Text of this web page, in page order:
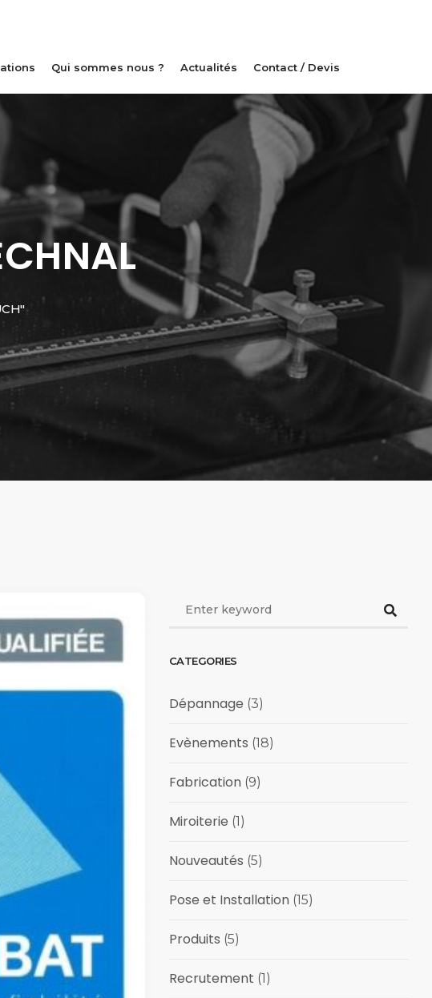
Qui sommes nous ? Actualités Contact / Devis
CATEGORIES
Dépannage (3)
Evènements (18)
Fabrication (9)
Miroiterie (1)
Nouveautés (5)
Pose et Installation (15)
Produits (5)
Recrutement (1)